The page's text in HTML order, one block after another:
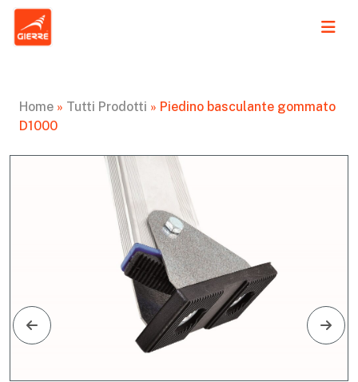
Home » Tutti Prodotti » Piedino basculante gommato
D1000